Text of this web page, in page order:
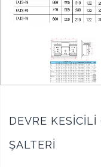
DEVRE
ŞALTERİ